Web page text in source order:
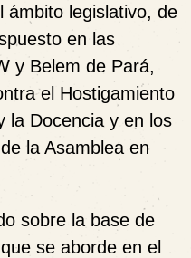
ámbito legislativo, de
en las
y Belem de Pará,
el Hostigamiento
la Docencia y en los
la Asamblea en
sobre la base de
se aborde en el